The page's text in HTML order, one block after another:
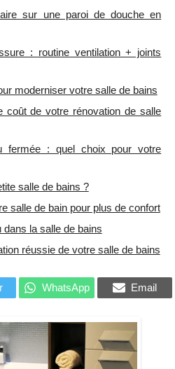
sur une paroi de douche en
: routine ventilation + joints
moderniser votre salle de bains
coût de votre rénovation de salle
fermée : quel choix pour votre
salle de bains ?
salle de bain pour plus de confort
dans la salle de bains
réussie de votre salle de bains
WhatsApp Email